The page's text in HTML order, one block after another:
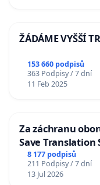
ŽÁDÁME VYŠŠÍ
153 660 podpisů
363 Podpisy / 7 dní
11 Feb 2025
Za záchranu
Save Translation
Charles University
8 177 podpisů
211 Podpisy / 7 dní
13 Jul 2026